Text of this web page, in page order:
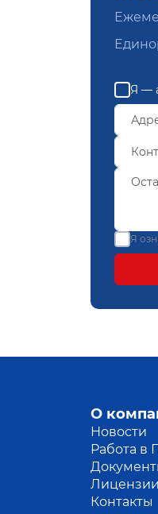
Я —
Я
О
Новости
Работа в
Лицензии
Контакты